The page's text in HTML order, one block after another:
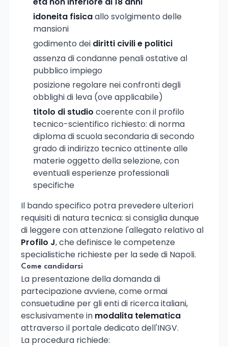
idoneita fisicaallo svolgimento delle
mansioni
godimento dei diritti civili e politici
assenza di condanne penali ostative al
pubblico impiego
posizione regolare nei confronti degli
obblighi di leva (ove applicabile)
titolo di studio coerente con il profilo
tecnico-scientifico richiesto: di norma
diploma di scuola secondaria di secondo
grado di indirizzo tecnico attinente alle
materie oggetto della selezione, con
eventuali esperienze professionali
specifiche
Il bando specifico potra prevedere ulteriori
requisiti di natura tecnica: si consiglia dunque
di leggere con attenzione l'allegato relativo al
Profilo J, che definisce le competenze
specialistiche richieste per la sede di Napoli.
Come candidarsi
La presentazione della domanda di
partecipazione avviene, come ormai
consuetudine per gli enti di ricerca italiani,
esclusivamente in modalita telematica
attraverso il portale dedicato dell'INGV.
La procedura richiede: